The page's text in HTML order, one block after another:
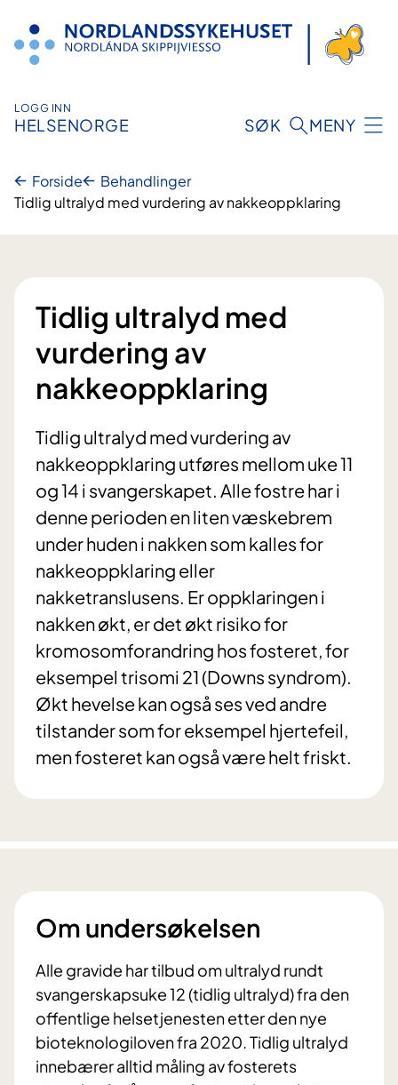
innhold
LOGG INN
HELSENORGE SØK MENY
Forside
Behandlinger
Tidlig ultralyd med vurdering av nakkeoppklaring
Tidlig ultralyd med
vurdering av
nakkeoppklaring
Tidlig ultralyd med vurdering av
nakkeoppklaring utføres mellom uke 11
og 14 i svangerskapet. Alle fostre har i
denne perioden en liten væskebrem
under huden i nakken som kalles for
nakkeoppklaring eller
nakketranslusens. Er oppklaringen i
nakken økt, er det økt risiko for
kromosomforandring hos fosteret, for
eksempel trisomi 21 (Downs syndrom).
Økt hevelse kan også ses ved andre
tilstander som for eksempel hjertefeil,
men fosteret kan også være helt friskt.
Om undersøkelsen
Alle gravide har tilbud om ultralyd rundt
svangerskapsuke 12 (tidlig ultralyd) fra den
offentlige helsetjenesten etter den nye
bioteknologiloven fra 2020. Tidlig ultralyd
innebærer alltid måling av fosterets